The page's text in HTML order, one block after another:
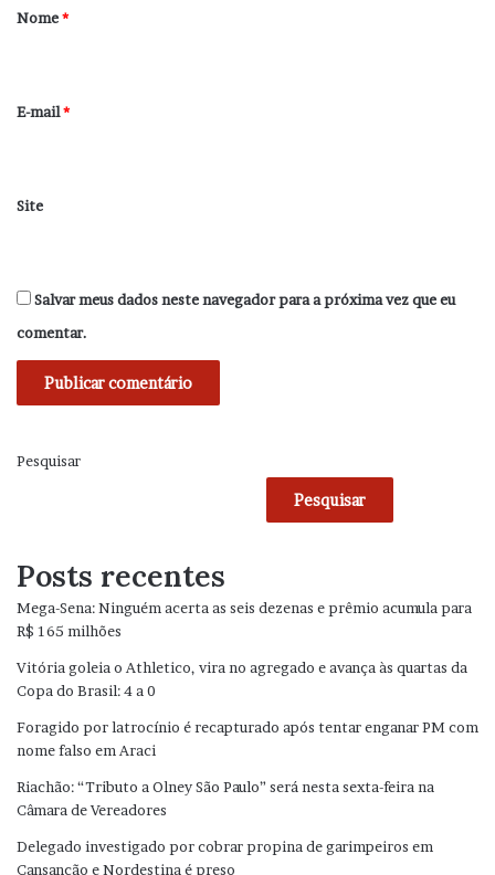
r
*
Nome*
E-mail*
Site
Salvar meus dados neste navegador para a próxima vez que eu
comentar.
Pesquisar
Pesquisar
Posts recentes
Mega-Sena: Ninguém acerta as seis dezenas e prêmio acumula para
R$ 165 milhões
Vitória goleia o Athletico, vira no agregado e avança às quartas da
Copa do Brasil: 4 a 0
Foragido por latrocínio é recapturado após tentar enganar PM com
nome falso em Araci
Riachão: “Tributo a Olney São Paulo” será nesta sexta-feira na
Câmara de Vereadores
Delegado investigado por cobrar propina de garimpeiros em
Cansanção e Nordestina é preso